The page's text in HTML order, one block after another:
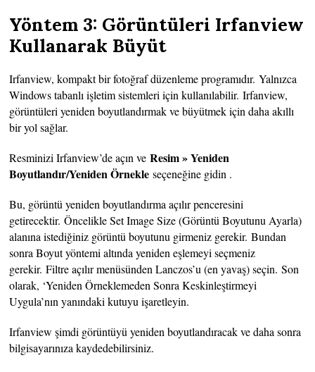
Yöntem 3: Görüntüleri Irfanview
Kullanarak Büyüt
Irfanview, kompakt bir fotoğraf düzenleme programıdır. Yalnızca
Windows tabanlı işletim sistemleri için kullanılabilir. Irfanview,
görüntüleri yeniden boyutlandırmak ve büyütmek için daha akıllı
bir yol sağlar.
Resminizi Irfanview’de açın veResim » Yeniden
Boyutlandır/Yeniden Örnekle seçeneğine gidin .
Bu, görüntü yeniden boyutlandırma açılır penceresini
getirecektir. Öncelikle Set Image Size (Görüntü Boyutunu Ayarla)
alanına istediğiniz görüntü boyutunu girmeniz gerekir. Bundan
sonra Boyut yöntemi altında yeniden eşlemeyi seçmeniz
gerekir. Filtre açılır menüsünden Lanczos’u (en yavaş) seçin. Son
olarak, ‘Yeniden Örneklemeden Sonra Keskinleştirmeyi
Uygula’nın yanındaki kutuyu işaretleyin.
Irfanview şimdi görüntüyü yeniden boyutlandıracak ve daha sonra
bilgisayarınıza kaydedebilirsiniz.